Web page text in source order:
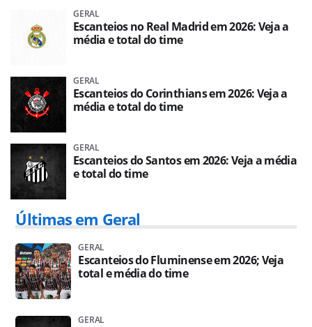
GERAL
Escanteios no Real Madrid em 2026: Veja a
média e total do time
GERAL
Escanteios do Corinthians em 2026: Veja a
média e total do time
GERAL
Escanteios do Santos em 2026: Veja a média
e total do time
Últimas em Geral
GERAL
Escanteios do Fluminense em 2026; Veja
total e média do time
GERAL